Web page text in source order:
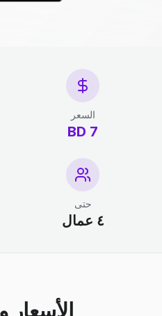
السعر
7 BD
حتى
٤ عمال
الأسعار